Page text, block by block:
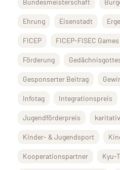
Bundesmeisterschaft
Ehrung Eisenstadt
FICEP FICEP-FISEC
Förderung
Gesponserter Beitrag
Infotag Integrationspreis
Jugendförderpreis
Kinder- & Jugendsport
Kooperationspartner Kyu-